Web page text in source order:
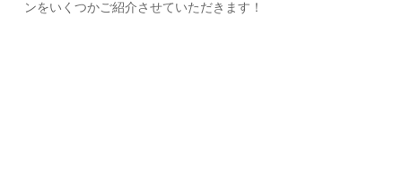
ンをいくつかご紹介させていただきます！